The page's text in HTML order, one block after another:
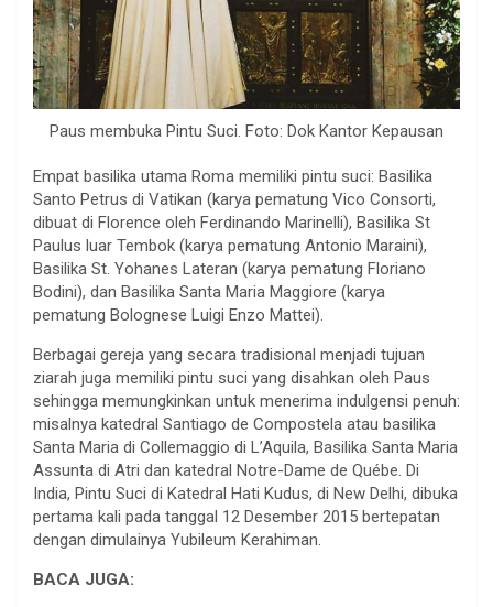
Paus membuka Pintu Suci. Foto: Dok Kantor Kepausan
Empat basilika utama Roma memiliki pintu suci: Basilika
Santo Petrus di Vatikan (karya pematung Vico Consorti,
dibuat di Florence oleh Ferdinando Marinelli), Basilika St
Paulus luar Tembok (karya pematung Antonio Maraini),
Basilika St. Yohanes Lateran (karya pematung Floriano
Bodini), dan Basilika Santa Maria Maggiore (karya
pematung Bolognese Luigi Enzo Mattei).
Berbagai gereja yang secara tradisional menjadi tujuan
ziarah juga memiliki pintu suci yang disahkan oleh Paus
sehingga memungkinkan untuk menerima indulgensi penuh:
misalnya katedral Santiago de Compostela atau basilika
Santa Maria di Collemaggio di L’Aquila, Basilika Santa Maria
Assunta di Atri dan katedral Notre-Dame de Québe. Di
India, Pintu Suci di Katedral Hati Kudus, di New Delhi, dibuka
pertama kali pada tanggal 12 Desember 2015 bertepatan
dengan dimulainya Yubileum Kerahiman.
BACA JUGA: